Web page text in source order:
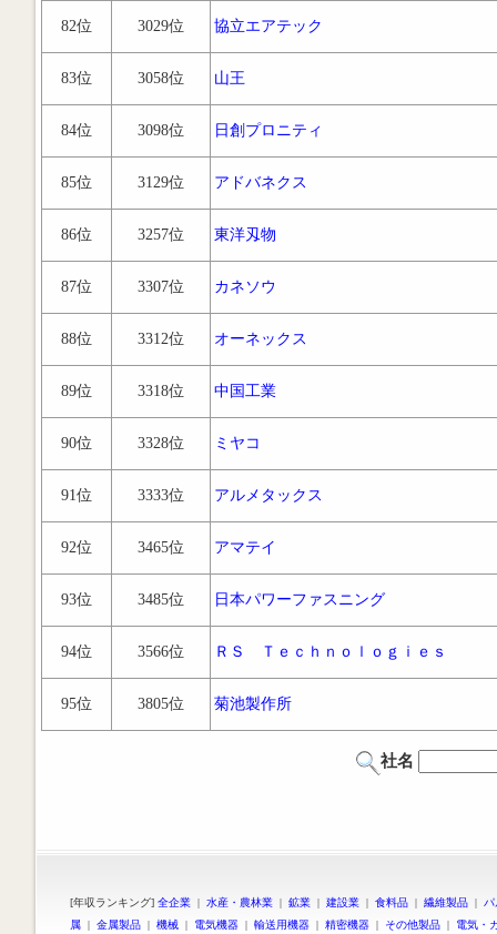
82位 3029位 協立エアテック
83位 3058位 山王
84位 3098位 日創プロニティ
85位 3129位 アドバネクス
86位 3257位 東洋刄物
87位 3307位 カネソウ
88位 3312位 オーネックス
89位 3318位 中国工業
90位 3328位 ミヤコ
91位 3333位 アルメタックス
92位 3465位 アマテイ
93位 3485位 日本パワーファスニング
94位 3566位 ＲＳ Ｔｅｃｈｎｏｌｏｇｉｅｓ
95位 3805位 菊池製作所
社名
[年収ランキング] 全企業 | 水産・農林業 | 鉱業 | 建設業 | 食料品 | 繊維製品 |
属 | 金属製品 | 機械 | 電気機器 | 輸送用機器 | 精密機器 | その他製品 | 電気・